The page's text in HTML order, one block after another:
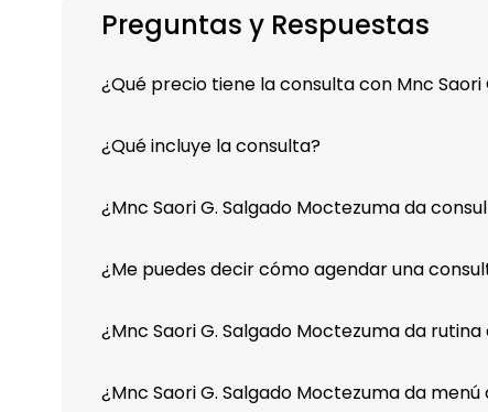
Preguntas y Respuestas
¿Qué precio tiene la consulta con Mnc Saori
¿Qué incluye la consulta?
¿Mnc Saori G. Salgado Moctezuma da
¿Me puedes decir cómo agendar una
¿Mnc Saori G. Salgado Moctezuma da
¿Mnc Saori G. Salgado Moctezuma da